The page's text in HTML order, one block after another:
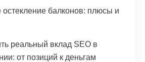
остекление балконов: плюсы и
реальный вклад SEO в
от позиций к деньгам